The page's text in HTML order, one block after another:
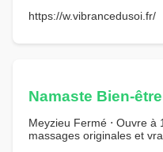
https://w.vibrancedusoi.fr/
Namaste Bien-être
Meyzieu Fermé ⋅ Ouvre à
massages originales et